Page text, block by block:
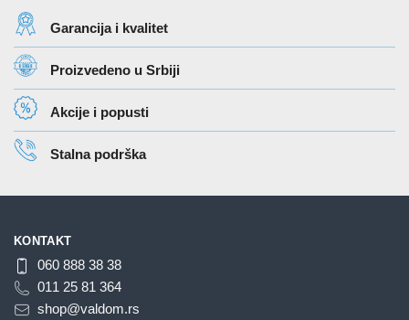
Opcije
mogu
biti
izabrane
na
stranici
proizvoda.
Garancija i kvalitet
Proizvedeno u Srbiji
Akcije i popusti
Stalna podrška
KONTAKT
060 888 38 38
011 25 81 364
shop@valdom.rs